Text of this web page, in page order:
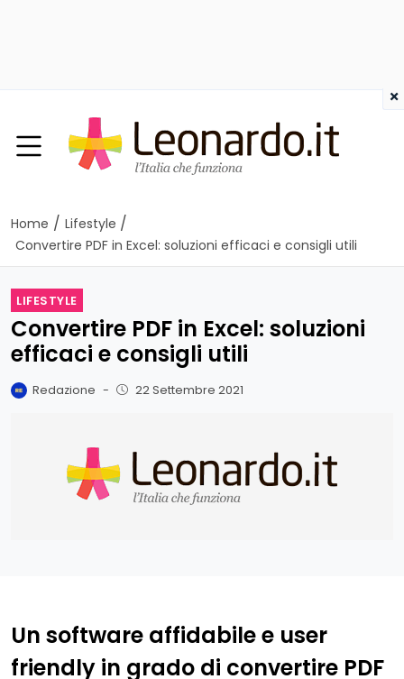
Home / Lifestyle /
Convertire PDF in Excel: soluzioni efficaci e consigli utili
LIFESTYLE
Convertire PDF in Excel: soluzioni
efficaci e consigli utili
Redazione - 22 Settembre 2021
Un software affidabile e user
friendly in grado di convertire PDF
×